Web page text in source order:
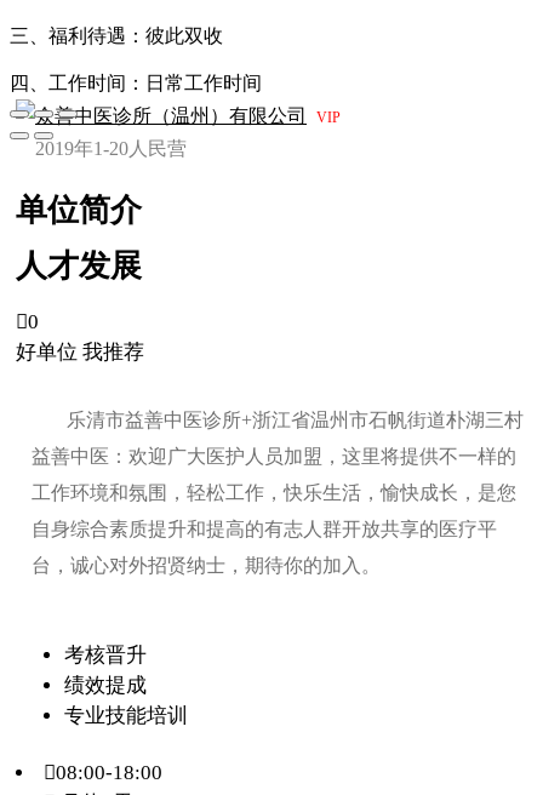
三、福利待遇：彼此双收
四、工作时间：日常工作时间
众善中医诊所（温州）有限公司
VIP
2019年1-20人 民营
单位简介
人才发展
0
好单位 我推荐
乐清市益善中医诊所+浙江省温州市石帆街道朴湖三村
益善中医：欢迎广大医护人员加盟，这里将提供不一样的
工作环境和氛围，轻松工作，快乐生活，愉快成长，是您
自身综合素质提升和提高的有志人群开放共享的医疗平
台，诚心对外招贤纳士，期待你的加入。
考核晋升
绩效提成
专业技能培训
08:00-18:00